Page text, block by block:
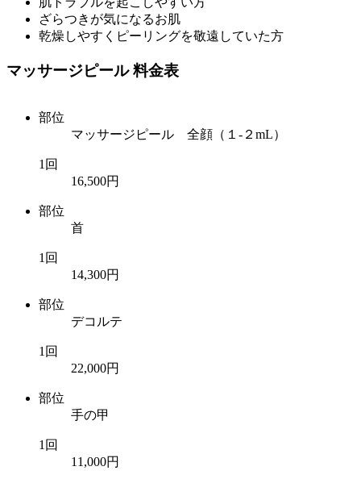
ざらつきが気になるお肌
乾燥しやすくピーリングを敬遠していた方
マッサージピール 料金表
部位
マッサージピール 全顔（１-２mL）
1回
16,500円
部位
首
1回
14,300円
部位
デコルテ
1回
22,000円
部位
手の甲
1回
11,000円